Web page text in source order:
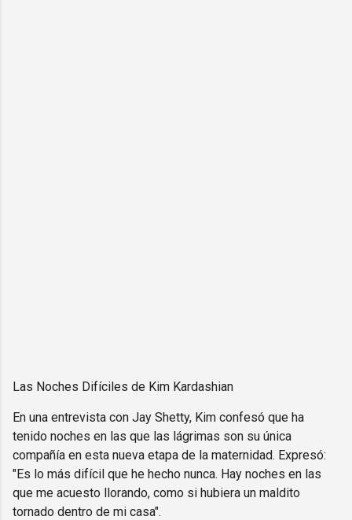
Las Noches Difíciles de Kim Kardashian
En una entrevista con Jay Shetty, Kim confesó que ha
tenido noches en las que las lágrimas son su única
compañía en esta nueva etapa de la maternidad. Expresó:
"Es lo más difícil que he hecho nunca. Hay noches en las
que me acuesto llorando, como si hubiera un maldito
tornado dentro de mi casa".